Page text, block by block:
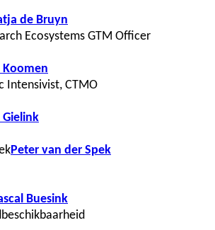
de Bruyn
Ecosystems GTM Officer
Koomen
Intensivist, CTMO
Gielink
Peter van der Spek
Buesink